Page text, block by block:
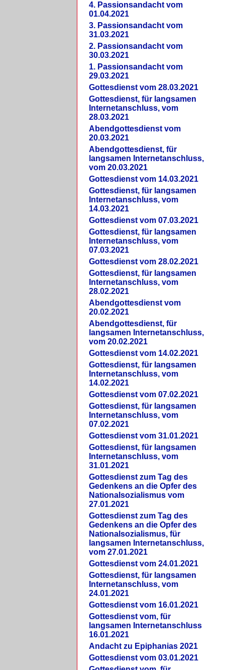
4. Passionsandacht vom
01.04.2021
3. Passionsandacht vom
31.03.2021
2. Passionsandacht vom
30.03.2021
1. Passionsandacht vom
29.03.2021
Gottesdienst vom 28.03.2021
Gottesdienst, für langsamen
Internetanschluss, vom
28.03.2021
Abendgottesdienst vom
20.03.2021
Abendgottesdienst, für
langsamen Internetanschluss,
vom 20.03.2021
Gottesdienst vom 14.03.2021
Gottesdienst, für langsamen
Internetanschluss, vom
14.03.2021
Gottesdienst vom 07.03.2021
Gottesdienst, für langsamen
Internetanschluss, vom
07.03.2021
Gottesdienst vom 28.02.2021
Gottesdienst, für langsamen
Internetanschluss, vom
28.02.2021
Abendgottesdienst vom
20.02.2021
Abendgottesdienst, für
langsamen Internetanschluss,
vom 20.02.2021
Gottesdienst vom 14.02.2021
Gottesdienst, für langsamen
Internetanschluss, vom
14.02.2021
Gottesdienst vom 07.02.2021
Gottesdienst, für langsamen
Internetanschluss, vom
07.02.2021
Gottesdienst vom 31.01.2021
Gottesdienst, für langsamen
Internetanschluss, vom
31.01.2021
Gottesdienst zum Tag des
Gedenkens an die Opfer des
Nationalsozialismus vom
27.01.2021
Gottesdienst zum Tag des
Gedenkens an die Opfer des
Nationalsozialismus, für
langsamen Internetanschluss,
vom 27.01.2021
Gottesdienst vom 24.01.2021
Gottesdienst, für langsamen
Internetanschluss, vom
24.01.2021
Gottesdienst vom 16.01.2021
Gottesdienst vom, für
langsamen Internetanschluss
16.01.2021
Andacht zu Epiphanias 2021
Gottesdienst vom 03.01.2021